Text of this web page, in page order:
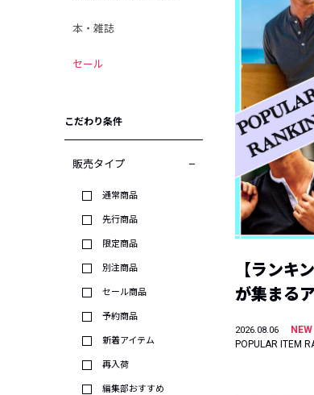
本・雑誌
セール
こだわり条件
販売タイプ
通常商品
先行商品
限定商品
別注商品
セール商品
予約商品
新着アイテム
再入荷
編集部おすすめ
【ランキ
が集まる
2026.08.06
NEW
POPULAR ITEM